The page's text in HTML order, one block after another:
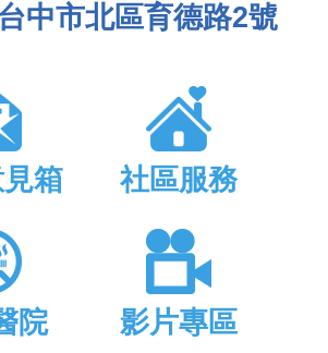
中市北區育德路2號
箱 社區服務
院 影片專區